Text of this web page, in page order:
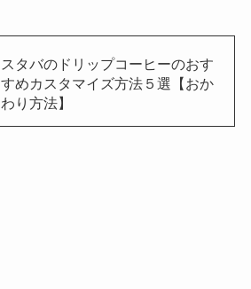
スタバのドリップコーヒーのおす
すめカスタマイズ方法５選【おか
わり方法】